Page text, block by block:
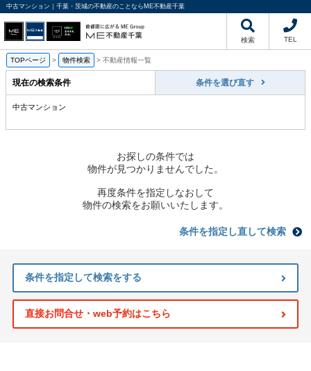
中古マンション｜千葉・茨城の不動産のことならME不動産千葉
検索 TEL
TOPページ > 物件検索 > 不動産情報一覧
現在の検索条件 条件を選び直す
中古マンション
お探しの条件では
物件が見つかりませんでした。
再度条件を指定しなおして
物件の検索をお願いいたします。
条件を指定し直して検索
条件を指定して検索をする
直接お問合せ・web予約はこちら